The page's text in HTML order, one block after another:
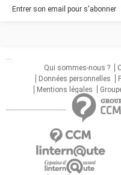
...
Qui sommes-nous ?
Données personnelles
Mentions légales